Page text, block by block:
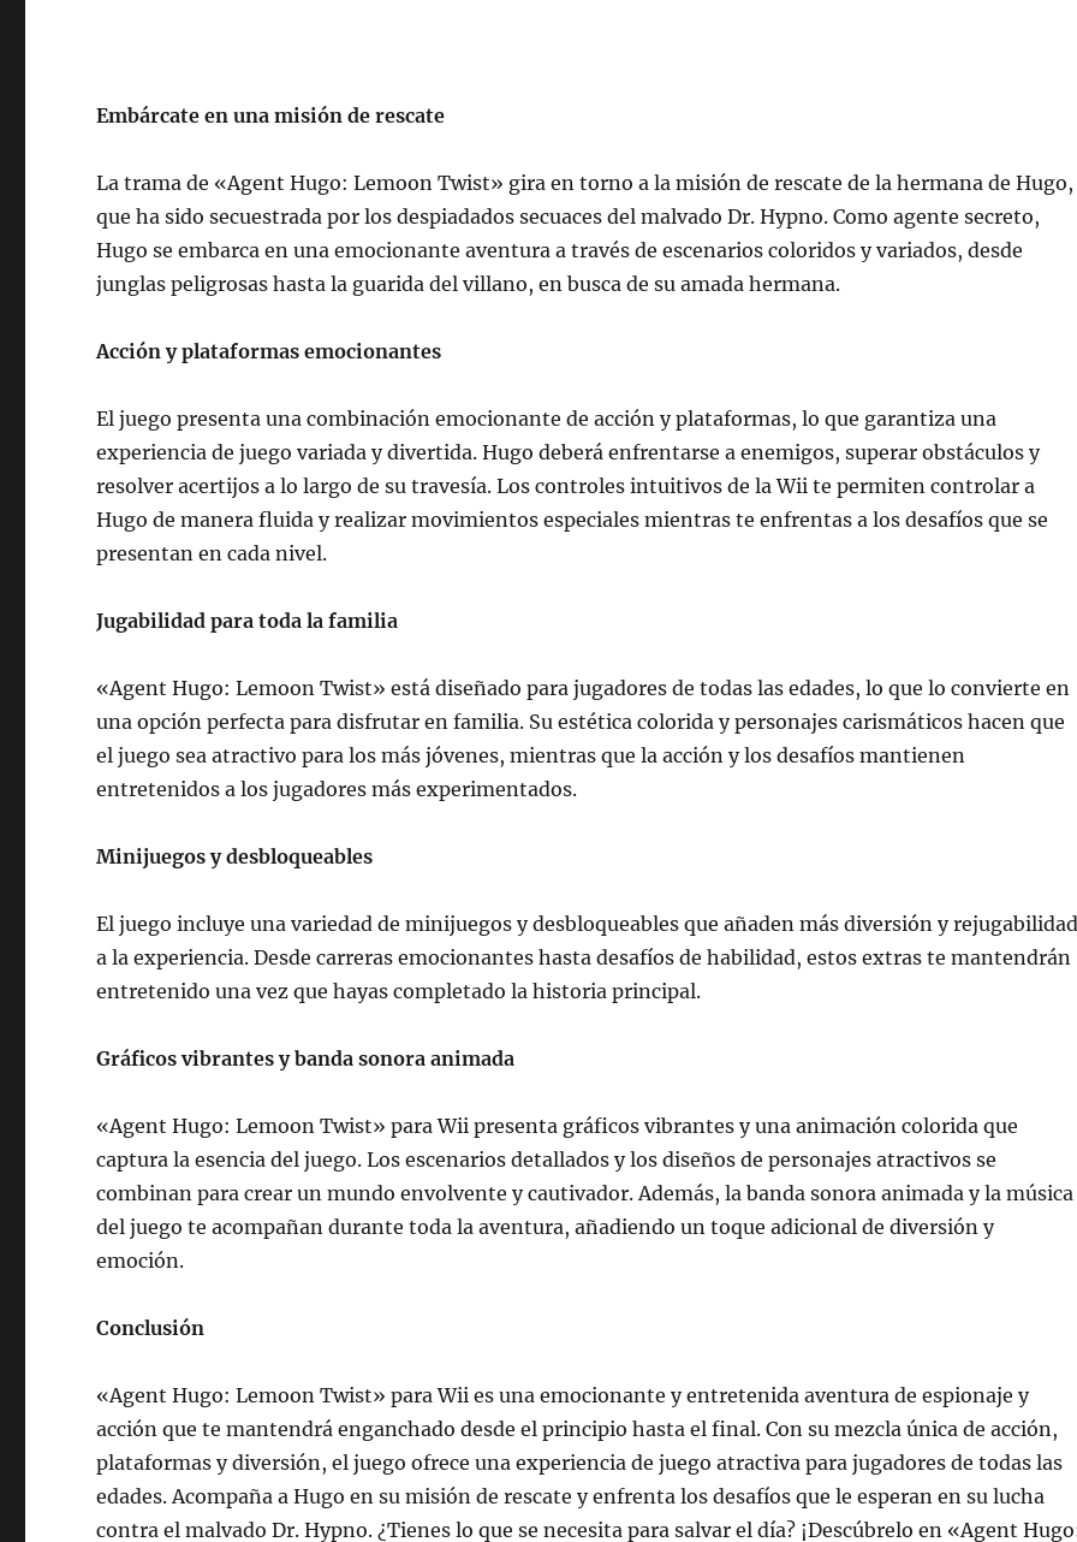
Embárcate en una misión de rescate
La trama de «Agent Hugo: Lemoon Twist» gira en torno a la misión de rescate de la hermana de Hugo,
que ha sido secuestrada por los despiadados secuaces del malvado Dr. Hypno. Como agente secreto,
Hugo se embarca en una emocionante aventura a través de escenarios coloridos y variados, desde
junglas peligrosas hasta la guarida del villano, en busca de su amada hermana.
Acción y plataformas emocionantes
El juego presenta una combinación emocionante de acción y plataformas, lo que garantiza una
experiencia de juego variada y divertida. Hugo deberá enfrentarse a enemigos, superar obstáculos y
resolver acertijos a lo largo de su travesía. Los controles intuitivos de la Wii te permiten controlar a
Hugo de manera fluida y realizar movimientos especiales mientras te enfrentas a los desafíos que se
presentan en cada nivel.
Jugabilidad para toda la familia
«Agent Hugo: Lemoon Twist» está diseñado para jugadores de todas las edades, lo que lo convierte en
una opción perfecta para disfrutar en familia. Su estética colorida y personajes carismáticos hacen que
el juego sea atractivo para los más jóvenes, mientras que la acción y los desafíos mantienen
entretenidos a los jugadores más experimentados.
Minijuegos y desbloqueables
El juego incluye una variedad de minijuegos y desbloqueables que añaden más diversión y
a la experiencia. Desde carreras emocionantes hasta desafíos de habilidad, estos extras te mantendrán
entretenido una vez que hayas completado la historia principal.
Gráficos vibrantes y banda sonora animada
«Agent Hugo: Lemoon Twist» para Wii presenta gráficos vibrantes y una animación colorida que
captura la esencia del juego. Los escenarios detallados y los diseños de personajes atractivos se
combinan para crear un mundo envolvente y cautivador. Además, la banda sonora animada y la música
del juego te acompañan durante toda la aventura, añadiendo un toque adicional de diversión y
emoción.
Conclusión
«Agent Hugo: Lemoon Twist» para Wii es una emocionante y entretenida aventura de espionaje y
acción que te mantendrá enganchado desde el principio hasta el final. Con su mezcla única de acción,
plataformas y diversión, el juego ofrece una experiencia de juego atractiva para jugadores de todas las
edades. Acompaña a Hugo en su misión de rescate y enfrenta los desafíos que le esperan en su lucha
contra el malvado Dr. Hypno. ¿Tienes lo que se necesita para salvar el día? ¡Descúbrelo en «Agent